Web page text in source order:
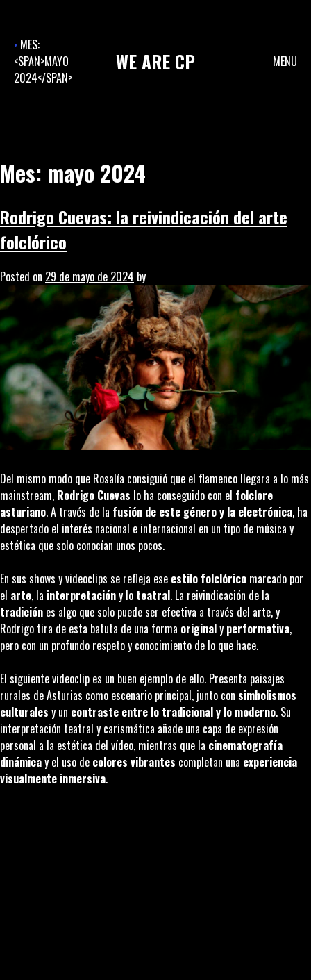
content
MES:
<SPAN>MAYO
2024</SPAN>
WEARE CP MENU
Mes: mayo 2024
Rodrigo Cuevas: la reivindicación del arte
folclórico
Posted on 29 de mayo de 2024 by
Del mismo modo que Rosalía consiguió que el flamenco llegara a lo más
mainstream, Rodrigo Cuevas lo ha conseguido con el folclore
asturiano. A través de la fusión de este géneroy la electrónica, ha
despertado el interés nacional e internacional en un tipo de música y
estética que solo conocían unos pocos.
En sus shows y videoclips se refleja ese estilo folclórico marcado por
el arte, la interpretacióny lo teatral. La reivindicación de la
tradición es algo que solo puede ser efectiva a través del arte, y
Rodrigo tira de esta batuta de una forma originaly performativa,
pero con un profundo respeto y conocimiento de lo que hace.
El siguiente videoclip es un buen ejemplo de ello. Presenta paisajes
rurales de Asturias como escenario principal, junto con simbolismos
culturales y un contraste entre lo tradicional y lo moderno. Su
interpretación teatral y carismática añade una capa de expresión
personal a la estética del vídeo, mientras que la cinematografía
dinámicay el uso de colores vibrantes completan una experiencia
visualmente inmersiva.